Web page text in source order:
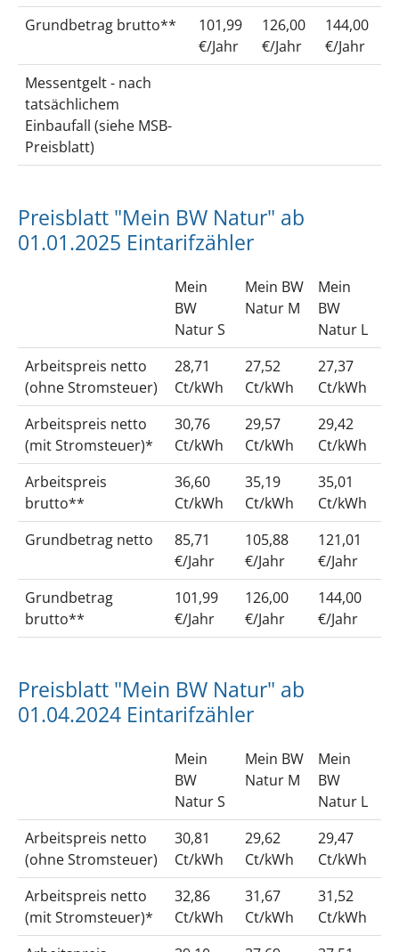
Grundbetrag brutto**
101,99
€/Jahr
126,00
€/Jahr
144,00
€/Jahr
Messentgelt - nach
tatsächlichem
Einbaufall (siehe MSB-
Preisblatt)
Preisblatt "Mein BW Natur" ab
01.01.2025 Eintarifzähler
Mein
BW
Natur S
Mein BW
Natur M
Mein
BW
Natur L
Arbeitspreis netto
(ohne Stromsteuer)
28,71
Ct/kWh
27,52
Ct/kWh
27,37
Ct/kWh
Arbeitspreis netto
(mit Stromsteuer)*
30,76
Ct/kWh
29,57
Ct/kWh
29,42
Ct/kWh
Arbeitspreis
brutto**
36,60
Ct/kWh
35,19
Ct/kWh
35,01
Ct/kWh
Grundbetrag netto
85,71
€/Jahr
105,88
€/Jahr
121,01
€/Jahr
Grundbetrag
brutto**
101,99
€/Jahr
126,00
€/Jahr
144,00
€/Jahr
Preisblatt "Mein BW Natur" ab
01.04.2024 Eintarifzähler
Mein
BW
Natur S
Mein BW
Natur M
Mein
BW
Natur L
Arbeitspreis netto
(ohne Stromsteuer)
30,81
Ct/kWh
29,62
Ct/kWh
29,47
Ct/kWh
Arbeitspreis netto
(mit Stromsteuer)*
32,86
Ct/kWh
31,67
Ct/kWh
31,52
Ct/kWh